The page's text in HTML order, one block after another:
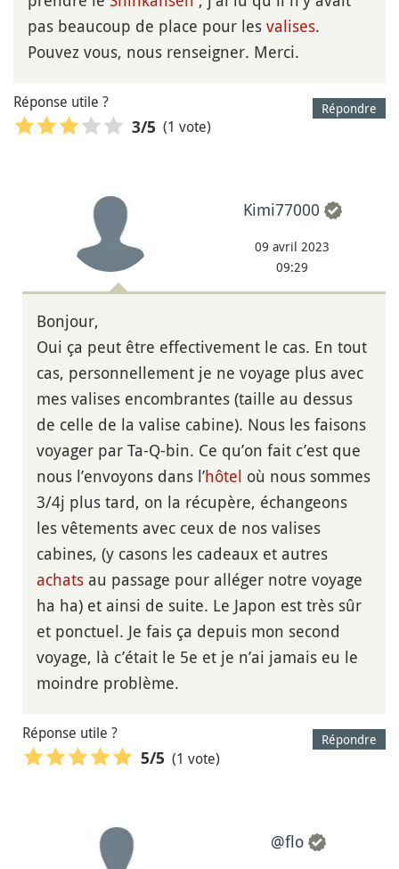
pas beaucoup de place pour les valises.
Pouvez vous, nous renseigner. Merci.
Répondre
Réponse utile ?
3/5 (1 vote)
Kimi77000
09 avril 2023
09:29
Bonjour,
Oui ça peut être effectivement le cas. En tout
cas, personnellement je ne voyage plus avec
mes valises encombrantes (taille au dessus
de celle de la valise cabine). Nous les faisons
voyager par Ta-Q-bin. Ce qu’on fait c’est que
nous l’envoyons dans l’hôtel où nous sommes
3/4j plus tard, on la récupère, échangeons
les vêtements avec ceux de nos valises
cabines, (y casons les cadeaux et autres
achats au passage pour alléger notre voyage
ha ha) et ainsi de suite. Le Japon est très sûr
et ponctuel. Je fais ça depuis mon second
voyage, là c’était le 5e et je n’ai jamais eu le
moindre problème.
Répondre
Réponse utile ?
5/5 (1 vote)
@flo